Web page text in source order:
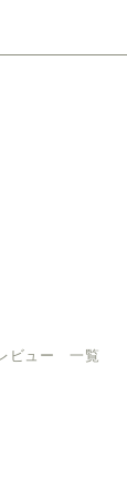
ビュー 一覧